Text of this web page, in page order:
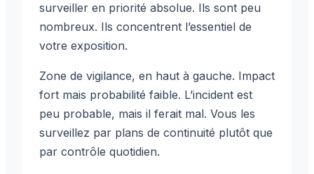
surveiller en priorité absolue. Ils sont peu
nombreux. Ils concentrent l’essentiel de
votre exposition.
Zone de vigilance, en haut à gauche. Impact
fort mais probabilité faible. L’incident est
peu probable, mais il ferait mal. Vous les
surveillez par plans de continuité plutôt que
par contrôle quotidien.